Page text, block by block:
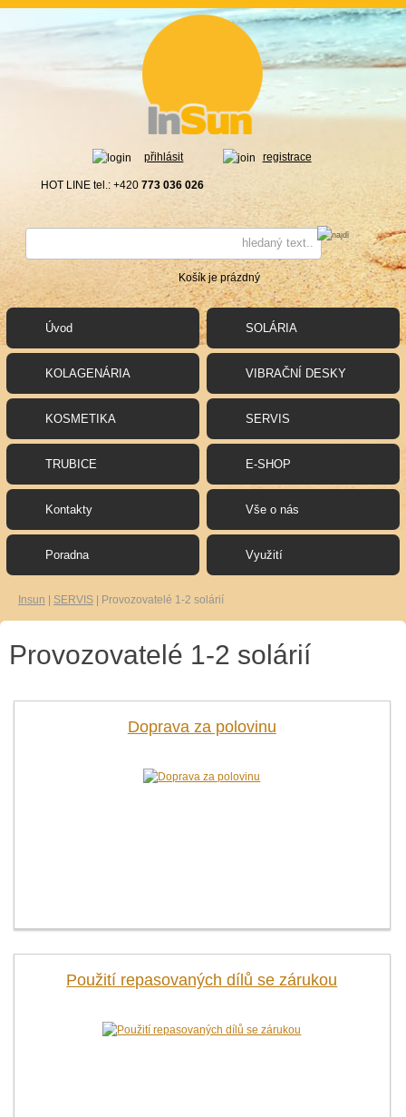
registrace
přihlásit
HOT LINE tel.: +420 773 036 026
Košík je prázdný
Úvod SOLÁRIA
KOLAGENÁRIA VIBRAČNÍ DESKY
KOSMETIKA SERVIS
TRUBICE E-SHOP
Kontakty Vše o nás
Poradna Využití
Insun | SERVIS | Provozovatelé 1-2 solárií
Provozovatelé 1-2 solárií
Doprava za polovinu
Použití repasovaných dílů se zárukou